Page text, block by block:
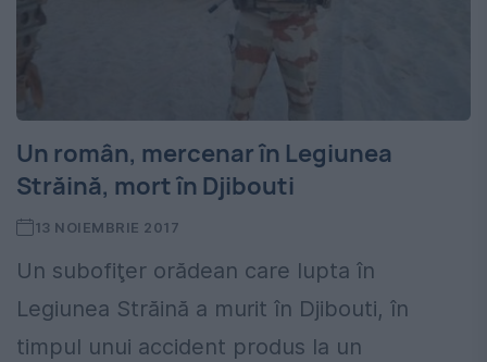
Un român, mercenar în Legiunea
Străină, mort în Djibouti
13 NOIEMBRIE 2017
Un subofiţer orădean care lupta în
Legiunea Străină a murit în Djibouti, în
timpul unui accident produs la un